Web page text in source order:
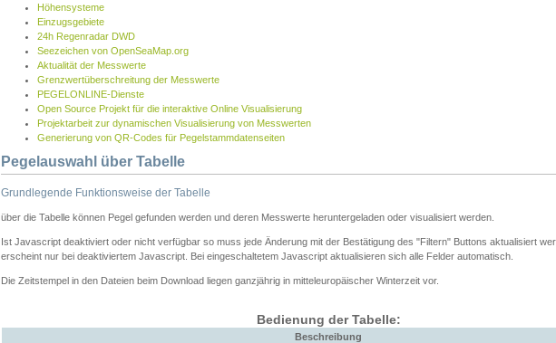
Höhensysteme
Einzugsgebiete
24h Regenradar DWD
Seezeichen von OpenSeaMap.org
Aktualität der Messwerte
Grenzwertüberschreitung der Messwerte
PEGELONLINE-Dienste
Open Source Projekt für die interaktive Online Visualisierung
Projektarbeit zur dynamischen Visualisierung von Messwerten
Generierung von QR-Codes für Pegelstammdatenseiten
Pegelauswahl über Tabelle
Grundlegende Funktionsweise der Tabelle
über die Tabelle können Pegel gefunden werden und deren Messwerte heruntergeladen oder visualisiert werden.
Ist Javascript deaktiviert oder nicht verfügbar so muss jede Änderung mit der Bestätigung des "Filtern" Buttons aktualisiert
erscheint nur bei deaktiviertem Javascript. Bei eingeschaltetem Javascript aktualisieren sich alle Felder automatisch.
Die Zeitstempel in den Dateien beim Download liegen ganzjährig in mitteleuropäischer Winterzeit vor.
Bedienung der Tabelle:
Beschreibung